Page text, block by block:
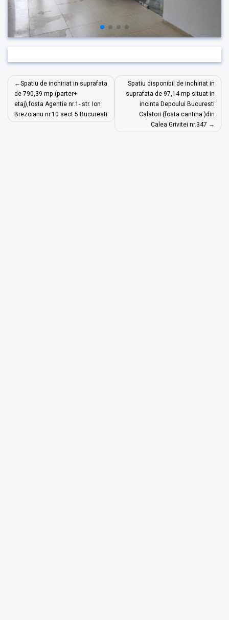
Navigare
în
articole
Spatiu de inchiriat in suprafata
de 790,39 mp (parter+
etaj),fosta Agentie nr.1- str. Ion
Brezoianu nr.10 sect 5 Bucuresti
Spatiu disponibil de inchiriat in
suprafata de 97,14 mp situat in
incinta Depoului Bucuresti
Calatori (fosta cantina )din
Calea Grivitei nr.347